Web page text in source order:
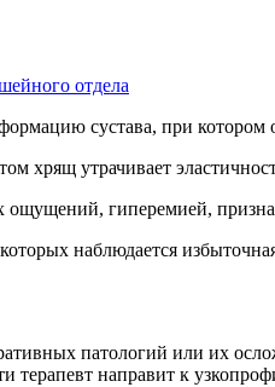
отдела
сустава, при
хрящ утрачивает
гиперемией,
наблюдается
патологий или их
терапевт направит к